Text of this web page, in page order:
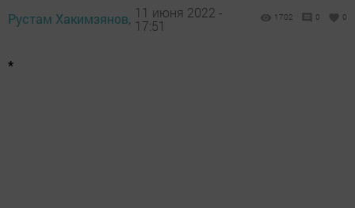
Рустам Хакимзянов, 11 июня 2022 -
17:51
1702 0 0
*